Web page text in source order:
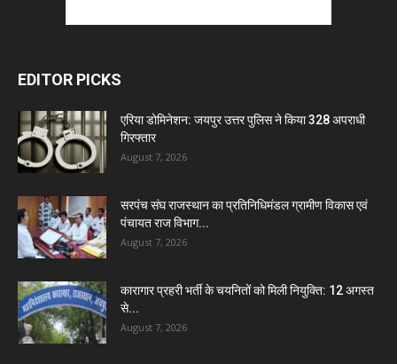
EDITOR PICKS
एरिया डोमिनेशन: जयपुर उत्तर पुलिस ने किया 328 अपराधी
गिरफ्तार
August 7, 2026
सरपंच संघ राजस्थान का प्रतिनिधिमंडल ग्रामीण विकास एवं
पंचायत राज विभाग...
August 7, 2026
कारागार प्रहरी भर्ती के चयनितों को मिली नियुक्ति: 12 अगस्त
से...
August 7, 2026